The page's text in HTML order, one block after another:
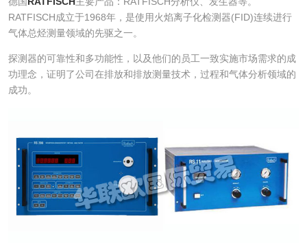
RATFISCH成立于1968年，是使用火焰离子化检测器(FID)连续进行
气体总烃测量领域的先驱之一。
探测器的可靠性和多功能性，以及他们的员工一致实施市场需求的成
功理念，证明了公司在排放和排放测量技术，过程和气体分析领域的
成功。